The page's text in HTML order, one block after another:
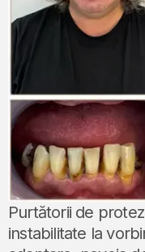
Purtătorii de
instabilitate la